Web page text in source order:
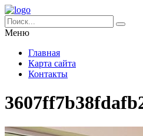
Меню
Главная
Карта сайта
Контакты